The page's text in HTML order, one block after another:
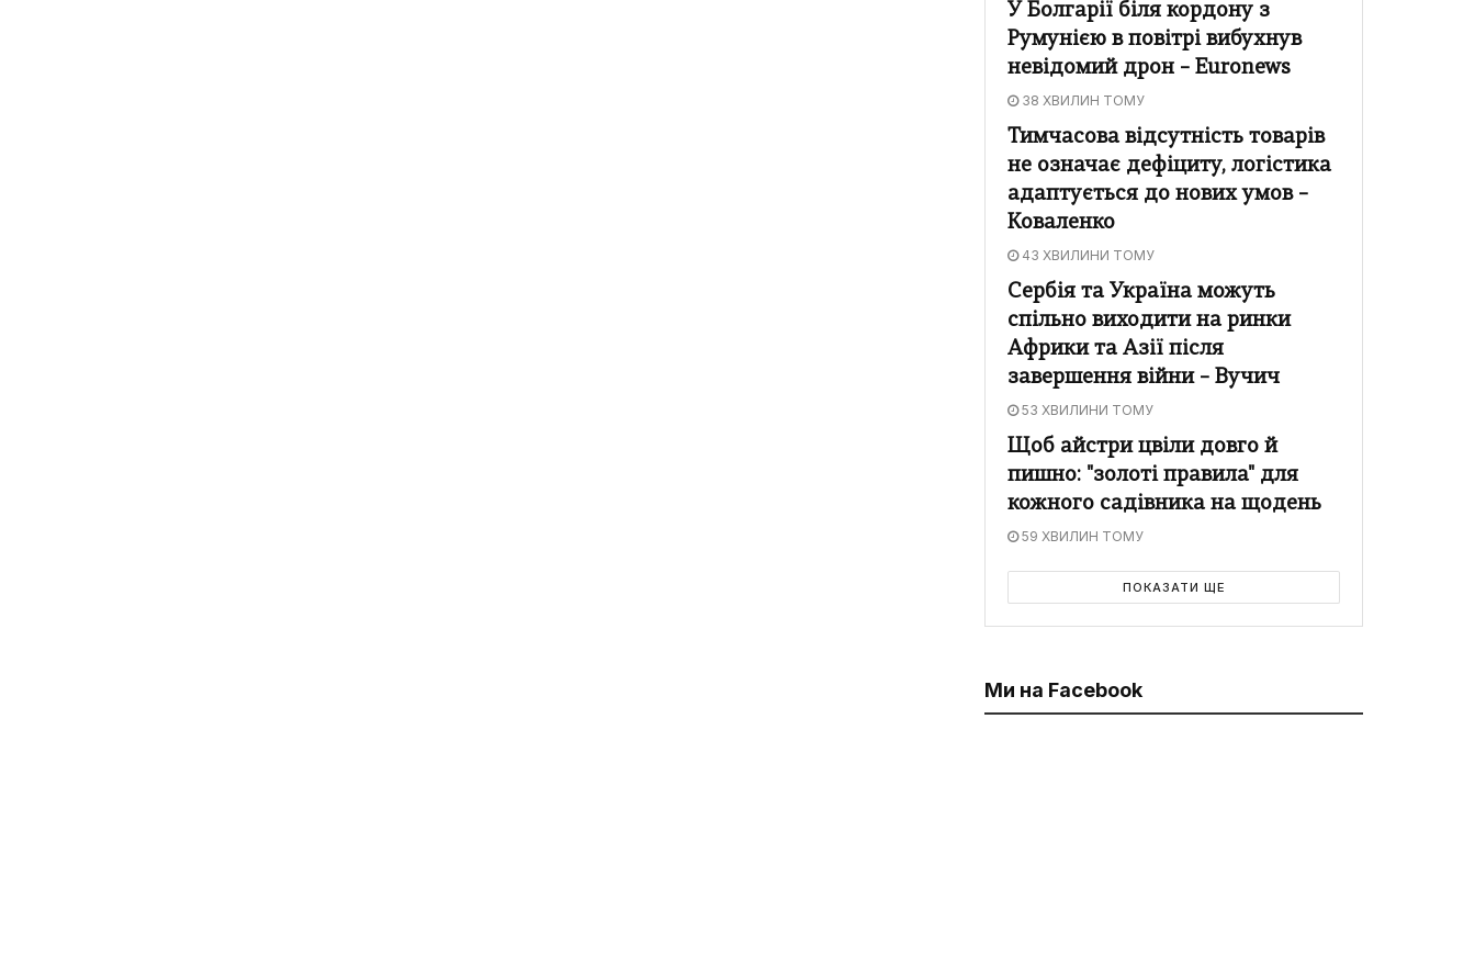
У Болгарії біля кордону з
Румунією в повітрі вибухнув
невідомий дрон – Euronews
38 ХВИЛИН ТОМУ
Тимчасова відсутність товарів
не означає дефіциту, логістика
адаптується до нових умов –
Коваленко
43 ХВИЛИНИ ТОМУ
Сербія та Україна можуть
спільно виходити на ринки
Африки та Азії після
завершення війни – Вучич
53 ХВИЛИНИ ТОМУ
Щоб айстри цвіли довго й
пишно: "золоті правила" для
кожного садівника на щодень
59 ХВИЛИН ТОМУ
ПОКАЗАТИ ЩЕ
Ми на Facebook